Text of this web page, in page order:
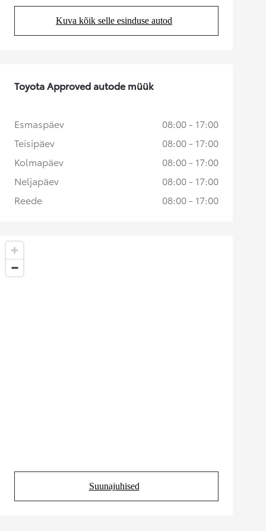
Kuva kõik selle esinduse autod
(Opens in new tab)
Suunajuhised
(Opens in new tab)
Toyota Approved autode müük
Esmaspäev
08:00 - 17:00
Teisipäev
08:00 - 17:00
Kolmapäev
08:00 - 17:00
Neljapäev
08:00 - 17:00
Reede
08:00 - 17:00